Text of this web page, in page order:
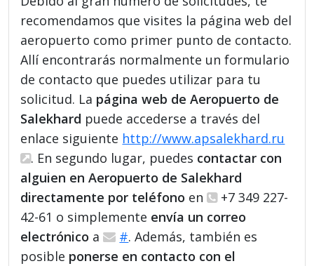
recomendamos que visites la página web del
aeropuerto como primer punto de contacto.
Allí encontrarás normalmente un formulario
de contacto que puedes utilizar para tu
solicitud. La página web de Aeropuerto de
Salekhard puede accederse a través del
enlace siguiente http://www.apsalekhard.ru
. En segundo lugar, puedes contactar con
alguien en Aeropuerto de Salekhard
directamente por teléfono en
+7 349 227-
42-61 o simplemente envía un correo
electrónico a #. Además, también es
posible ponerse en contacto con el